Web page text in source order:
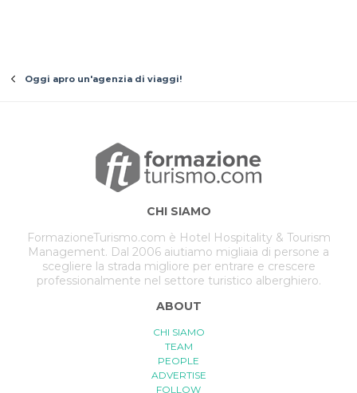
Oggi apro un'agenzia di viaggi!
CHI SIAMO
FormazioneTurismo.com è Hotel Hospitality & Tourism
Management. Dal 2006 aiutiamo migliaia di persone a
scegliere la strada migliore per entrare e crescere
professionalmente nel settore turistico alberghiero.
ABOUT
CHI SIAMO
TEAM
PEOPLE
ADVERTISE
FOLLOW